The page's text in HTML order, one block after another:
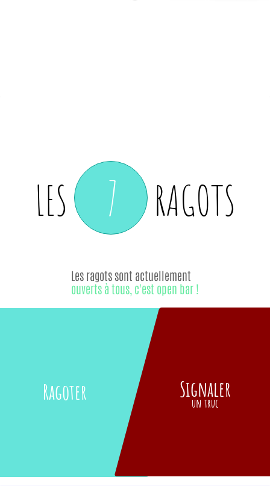
LES 7 RAGOTS
Ragoter
Les ragots sont actuellement
ouverts à tous, c'est open bar !
Signaler
un truc